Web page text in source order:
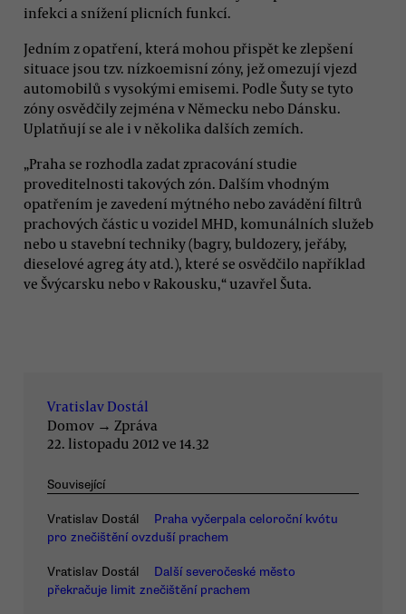
infekci a snížení plicních funkcí.
Jedním z opatření, která mohou přispět ke zlepšení
situace jsou tzv. nízkoemisní zóny, jež omezují vjezd
automobilů s vysokými emisemi. Podle Šuty se tyto
zóny osvědčily zejména v Německu nebo Dánsku.
Uplatňují se ale i v několika dalších zemích.
„Praha se rozhodla zadat zpracování studie
proveditelnosti takových zón. Dalším vhodným
opatřením je zavedení mýtného nebo zavádění filtrů
prachových částic u vozidel MHD, komunálních služeb
nebo u stavební techniky (bagry, buldozery, jeřáby,
dieselové agreg áty atd.), které se osvědčilo například
ve Švýcarsku nebo v Rakousku,“ uzavřel Šuta.
Vratislav Dostál
Domov → Zpráva
22. listopadu 2012 ve 14.32
Související
Vratislav Dostál
Praha vyčerpala celoroční kvótu
pro znečištění ovzduší prachem
Vratislav Dostál
Další severočeské město
překračuje limit znečištění prachem